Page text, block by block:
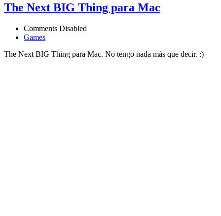
The Next BIG Thing para Mac
Comments Disabled
Games
The Next BIG Thing para Mac. No tengo nada más que decir. :)